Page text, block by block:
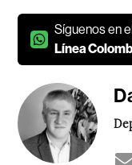
Síguenos en
Línea